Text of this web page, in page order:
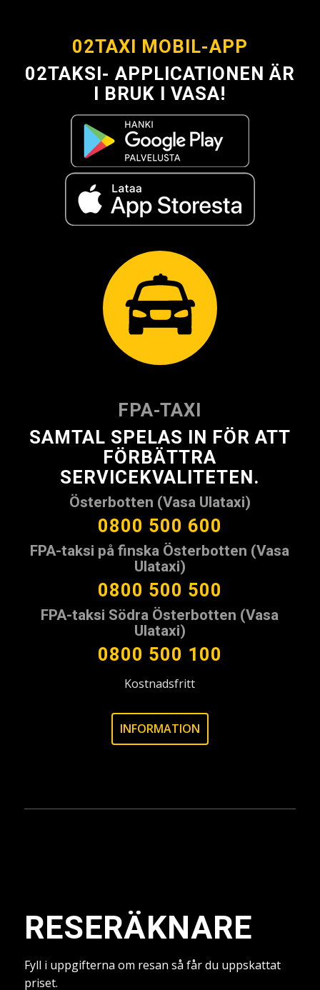
02TAXI MOBIL-APP
02TAKSI- APPLICATIONEN ÄR
I BRUK I VASA!
FPA-TAXI
SAMTAL SPELAS IN FÖR ATT
FÖRBÄTTRA
SERVICEKVALITETEN.
Österbotten (Vasa Ulataxi)
0800 500 600
FPA-taksi på finska Österbotten (Vasa
Ulataxi)
0800 500 500
FPA-taksi Södra Österbotten (Vasa
Ulataxi)
0800 500 100
Kostnadsfritt
INFORMATION
RESERÄKNARE
Fyll i uppgifterna om resan så får du uppskattat
priset.